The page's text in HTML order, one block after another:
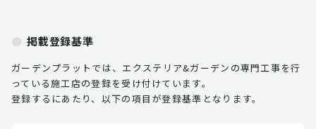
掲載登録基準
ガーデンプラットでは、エクステリア&ガーデンの専門工事を行
っている施工店の登録を受け付けています。
登録するにあたり、以下の項目が登録基準となります。